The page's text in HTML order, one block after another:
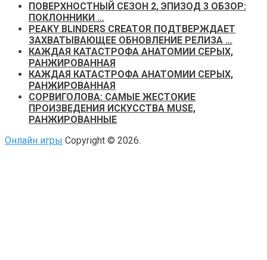
ПОВЕРХНОСТНЫЙ СЕЗОН 2, ЭПИЗОД 3 ОБЗОР:
ПОКЛОННИКИ …
PEAKY BLINDERS CREATOR ПОДТВЕРЖДАЕТ
ЗАХВАТЫВАЮЩЕЕ ОБНОВЛЕНИЕ РЕЛИЗА …
КАЖДАЯ КАТАСТРОФА АНАТОМИИ СЕРЫХ,
РАНЖИРОВАННАЯ
КАЖДАЯ КАТАСТРОФА АНАТОМИИ СЕРЫХ,
РАНЖИРОВАННАЯ
СОРВИГОЛОВА: САМЫЕ ЖЕСТОКИЕ
ПРОИЗВЕДЕНИЯ ИСКУССТВА MUSE,
РАНЖИРОВАННЫЕ
Онлайн игры Copyright © 2026.